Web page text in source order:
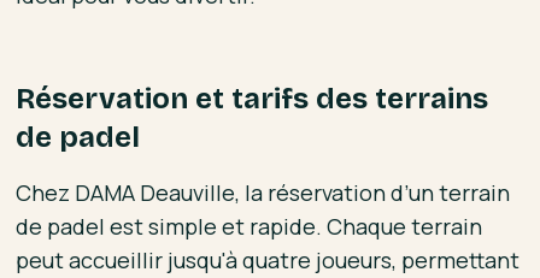
Réservation et tarifs des terrains
de padel
Chez DAMA Deauville, la réservation d’un terrain
de padel est simple et rapide. Chaque terrain
peut accueillir jusqu'à quatre joueurs, permettant